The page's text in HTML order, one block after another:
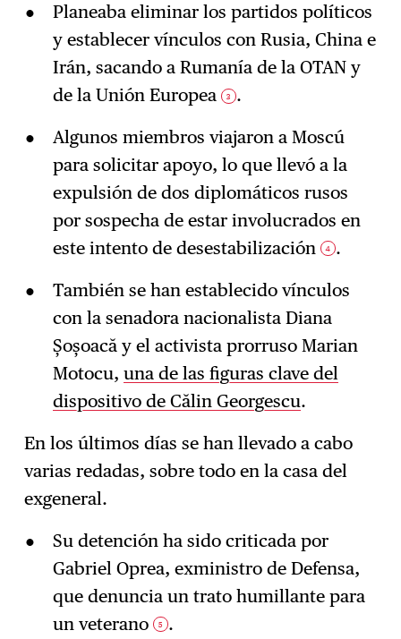
Planeaba eliminar los partidos políticos
y establecer vínculos con Rusia, China e
Irán, sacando a Rumanía de la OTAN y
de la Unión Europea
3 .
Algunos miembros viajaron a Moscú
para solicitar apoyo, lo que llevó a la
expulsión de dos diplomáticos rusos
por sospecha de estar involucrados en
este intento de desestabilización
4 .
También se han establecido vínculos
con la senadora nacionalista Diana
Șoșoacă y el activista prorruso Marian
Motocu, una de las figuras clave del
dispositivo de Călin Georgescu.
En los últimos días se han llevado a cabo
varias redadas, sobre todo en la casa del
exgeneral.
Su detención ha sido criticada por
Gabriel Oprea, exministro de Defensa,
que denuncia un trato humillante para
un veterano
5 .